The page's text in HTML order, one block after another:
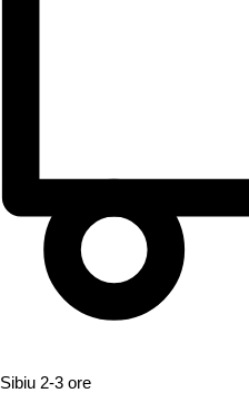
Sibiu 2-3 ore